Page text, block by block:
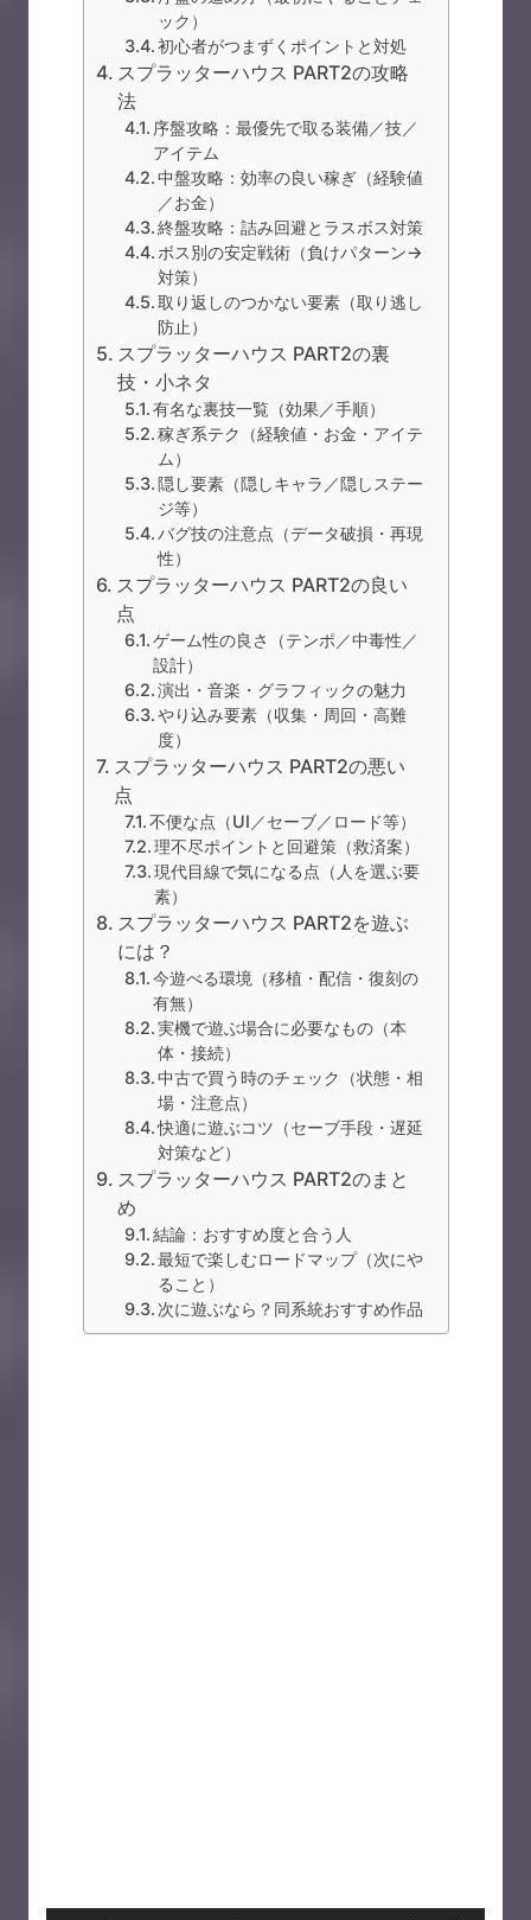
ック）
初心者がつまずくポイントと対処
スプラッターハウス PART2の攻略
法
序盤攻略：最優先で取る装備／技／
アイテム
中盤攻略：効率の良い稼ぎ（経験値
／お金）
終盤攻略：詰み回避とラスボス対策
ボス別の安定戦術（負けパターン→
対策）
取り返しのつかない要素（取り逃し
防止）
スプラッターハウス PART2の裏
技・小ネタ
有名な裏技一覧（効果／手順）
稼ぎ系テク（経験値・お金・アイテ
ム）
隠し要素（隠しキャラ／隠しステー
ジ等）
バグ技の注意点（データ破損・再現
性）
スプラッターハウス PART2の良い
点
ゲーム性の良さ（テンポ／中毒性／
設計）
演出・音楽・グラフィックの魅力
やり込み要素（収集・周回・高難
度）
スプラッターハウス PART2の悪い
点
不便な点（UI／セーブ／ロード等）
理不尽ポイントと回避策（救済案）
現代目線で気になる点（人を選ぶ要
素）
スプラッターハウス PART2を遊ぶ
には？
今遊べる環境（移植・配信・復刻の
有無）
実機で遊ぶ場合に必要なもの（本
体・接続）
中古で買う時のチェック（状態・相
場・注意点）
快適に遊ぶコツ（セーブ手段・遅延
対策など）
スプラッターハウス PART2のまと
め
結論：おすすめ度と合う人
最短で楽しむロードマップ（次にや
ること）
次に遊ぶなら？同系統おすすめ作品